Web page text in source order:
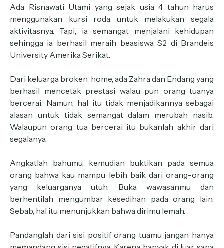
Ada Risnawati Utami yang sejak usia 4 tahun harus
menggunakan kursi roda untuk melakukan segala
aktivitasnya. Tapi, ia semangat menjalani kehidupan
sehingga ia berhasil meraih beasiswa S2 di Brandeis
University Amerika Serikat.
Dari keluarga broken home, ada Zahra dan Endang yang
berhasil mencetak prestasi walau pun orang tuanya
bercerai. Namun, hal itu tidak menjadikannya sebagai
alasan untuk tidak semangat dalam merubah nasib.
Walaupun orang tua bercerai itu bukanlah akhir dari
segalanya.
Angkatlah bahumu, kemudian buktikan pada semua
orang bahwa kau mampu lebih baik dari orang-orang
yang keluarganya utuh. Buka wawasanmu dan
berhentilah mengumbar kesedihan pada orang lain.
Sebab, hal itu menunjukkan bahwa dirimu lemah.
Pandanglah dari sisi positif orang tuamu jangan hanya